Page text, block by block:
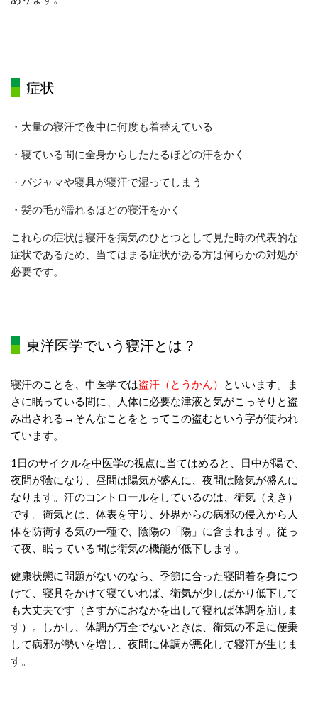
症状
・大量の寝汗で夜中に何度も着替えている
・寝ている間に全身からしたたるほどの汗をかく
・パジャマや寝具が寝汗で湿ってしまう
・髪の毛が濡れるほどの寝汗をかく
これらの症状は寝汗を病気のひとつとして見た時の代表的な
症状であるため、当てはまる症状がある方は何らかの対処が
必要です。
東洋医学でいう寝汗とは？
寝汗のことを、中医学では盗汗（とうかん）
といいます。ま
さに眠っている間に、人体に必要な津液と気がこっそりと盗
み出される→そんなことをとってこの盗むという字が使われ
ています。
1日のサイクルを中医学の視点に当てはめると、日中が陽で、
夜間が陰になり、昼間は陽気が盛んに、夜間は陰気が盛んに
なります。 汗のコントロールをしているのは、衛気（えき）
です。衛気とは、体表を守り、外界からの病邪の侵入から人
体を防衛する気の一種で、陰陽の「陽」に含まれます。従っ
て夜、眠っている間は衛気の機能が低下します。
健康状態に問題がないのなら、季節に合った寝間着を身につ
けて、寝具をかけて寝ていれば、衛気が少しばかり低下して
も大丈夫です（さすがにおなかを出して寝れば体調を崩しま
す）。しかし、体調が万全でないときは、衛気の不足に便乗
して病邪が勢いを増し、夜間に体調が悪化して寝汗が生じま
す。